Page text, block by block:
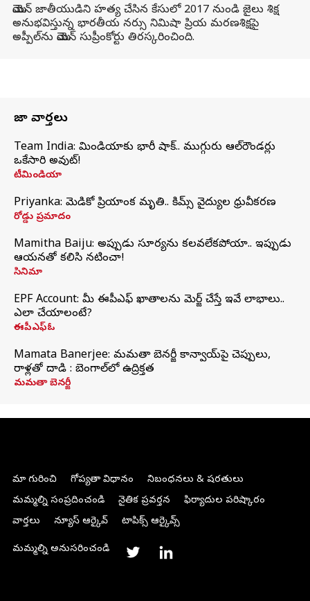
యెమెన్ జాతీయుడిని హత్య చేసిన కేసులో 2017 నుండి జైలు శిక్ష
అనుభవిస్తున్న భారతీయ నర్సు నిమిషా ప్రియ మరణశిక్షపై
అప్పీల్‌ను యెమెన్ సుప్రీంకోర్టు తిరస్కరించింది.
తాజా వార్తలు
Team India: టీమిండియాకు భారీ షాక్.. ముగ్గురు ఆల్‌రౌండర్లు
ఒకేసారి అవుట్!
టీమిండియా
Priyanka: మెడికో ప్రియాంక మృతి.. కిమ్స్‌ వైద్యుల ధ్రువీకరణ
రోడ్డు ప్రమాదం
Mamitha Baiju: అప్పుడు సూర్యను కలవలేకపోయా.. ఇప్పుడు
ఆయనతో కలిసి నటించా!
సినిమా
EPF Account: మీ ఈపీఎఫ్ ఖాతాలను మెర్జ్ చేస్తే ఇవే లాభాలు..
ఎలా చేయాలంటే?
ఈపీఎఫ్ఓ
Mamata Banerjee: మమతా బెనర్జీ కాన్వాయ్‌పై చెప్పులు,
రాళ్లతో దాడి : బెంగాల్‌లో ఉద్రిక్తత
మమతా బెనర్జీ
మా గురించి గోప్యతా విధానం
నిబంధనలు & షరతులు
మమ్మల్ని సంప్రదించండి
నైతిక ప్రవర్తన
ఫిర్యాదుల పరిష్కారం
వార్తలు
న్యూస్ ఆర్కైవ్ టాపిక్స్ ఆర్కైవ్స్
మమ్మల్ని అనుసరించండి